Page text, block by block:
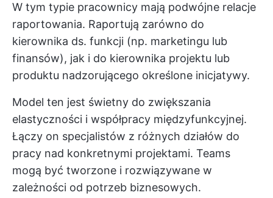
W tym typie pracownicy mają podwójne relacje
raportowania. Raportują zarówno do
kierownika ds. funkcji (np. marketingu lub
finansów), jak i do kierownika projektu lub
produktu nadzorującego określone inicjatywy.
Model ten jest świetny do zwiększania
elastyczności i współpracy międzyfunkcyjnej.
Łączy on specjalistów z różnych działów do
pracy nad konkretnymi projektami. Teams
mogą być tworzone i rozwiązywane w
zależności od potrzeb biznesowych.